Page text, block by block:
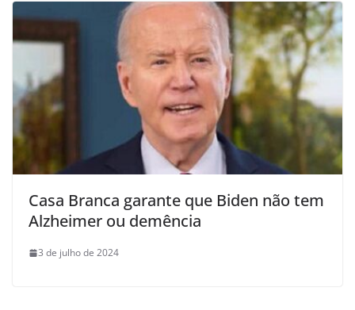
Casa Branca garante que Biden não tem
Alzheimer ou demência
3 de julho de 2024